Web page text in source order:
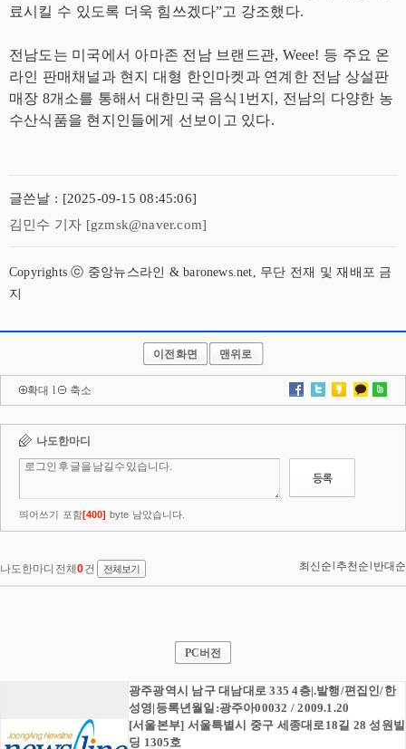
료시킬 수 있도록 더욱 힘쓰겠다”고 강조했다.
전남도는 미국에서 아마존 전남 브랜드관, Weee! 등 주요 온
라인 판매채널과 현지 대형 한인마켓과 연계한 전남 상설판
매장 8개소를 통해서 대한민국 음식1번지, 전남의 다양한 농
수산식품을 현지인들에게 선보이고 있다.
글쓴날 : [2025-09-15 08:45:06]
김민수 기자 [gzmsk@naver.com]
Copyrights ⓒ 중앙뉴스라인 & baronews.net, 무단 전재 및 재배포 금
지
이전화면 맨위로
확대 l 축소
PC버전
광주광역시 남구 대남대로 335 4층|.발행/편집인/한
성영|등록년월일:광주아00032 / 2009.1.20
[서울본부] 서울특별시 중구 세종대로18길 28 성원빌
딩 1305호